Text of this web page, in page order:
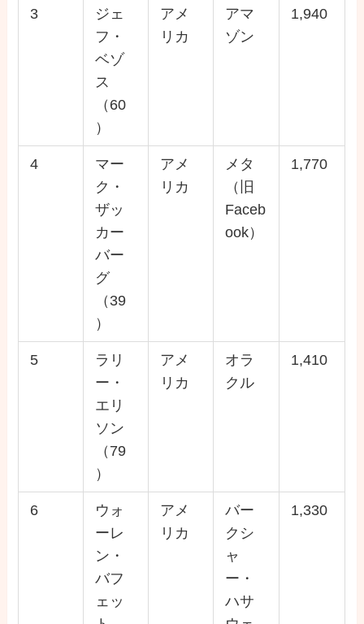
3
ジェ
フ・
ベゾ
ス
（60
）
アメ
リカ
アマ
ゾン
1,940
4
マー
ク・
ザッ
カー
バー
グ
（39
）
アメ
リカ
メタ
（旧
Faceb
ook）
1,770
5
ラリ
ー・
エリ
ソン
（79
）
アメ
リカ
オラ
クル
1,410
6
ウォ
ーレ
ン・
バフ
ェッ
アメ
リカ
バー
クシ
ャ
ー・
ハサ
1,330